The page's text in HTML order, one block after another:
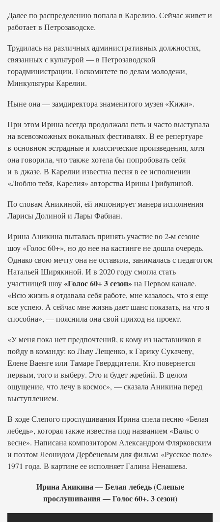
Далее по распределению попала в Карелию. Сейчас живет и
работает в Петрозаводске.
Трудилась на различных административных должностях,
связанных с культурой — в Петрозаводской
горадминистрации, Госкомитете по делам молодежи,
Минкультуры Карелии.
Ныне она — замдиректора знаменитого музея «Кижи».
При этом Ирина всегда продолжала петь и часто выступала
на всевозможных вокальных фестивалях. В ее репертуаре
в основном эстрадные и классические произведения, хотя
она говорила, что также хотела бы попробовать себя
и в джазе. В Карелии известна песня в ее исполнении
«Люблю тебя, Карелия» авторства Ирины Грибулиной.
По словам Аникиной, ей импонирует манера исполнения
Ларисы Долиной и Лары Фабиан.
Ирина Аникина пыталась принять участие во 2-м сезоне
шоу «Голос 60+», но до нее на кастинге не дошла очередь.
Однако свою мечту она не оставила, занималась с педагогом
Натальей Ширякиной. И в 2020 году смогла стать
участницей шоу«Голос 60+ 3 сезон»на Первом канале.
«Всю жизнь я отдавала себя работе, мне казалось, что я еще
все успею. А сейчас мне жизнь дает шанс показать, на что я
способна», — пояснила она свой приход на проект.
«У меня пока нет предпочтений, к кому из наставников я
пойду в команду: ко Льву Лещенко, к Гарику Сукачеву,
Елене Ваенге или Тамаре Гвердцители. Кто повернется
первым, того и выберу. Это и будет жребий. В целом
ощущение, что лечу в космос», — сказала Аникина перед
выступлением.
В ходе Слепого прослушивания Ирина спела песню «Белая
лебедь», которая также известна под названием «Вальс о
весне». Написана композитором Александром Флярковским
и поэтом Леонидом Дербеневым для фильма «Русское поле»
1971 года. В картине ее исполняет Галина Ненашева.
Ирина Аникина — Белая лебедь (Слепые
прослушивания — Голос 60+. 3 сезон)